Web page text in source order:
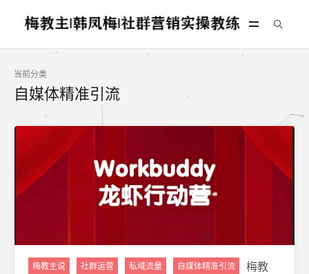
当前分类
自媒体精准引流
梅教主说 社群运营 私域流量 自媒体精准引流
梅教